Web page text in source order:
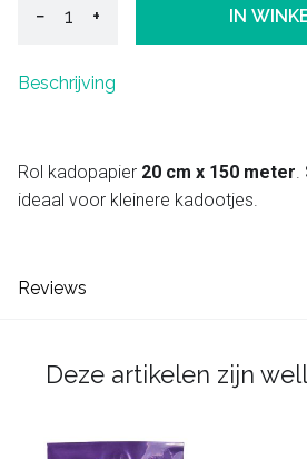
− + IN
Beschrijving
Rol kadopapier 20 cm x 150 meter.
ideaal voor kleinere kadootjes.
Reviews
Deze artikelen zijn